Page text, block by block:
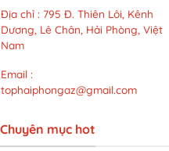
Địa chỉ : 795 Đ. Thiên Lôi, Kênh
Dương, Lê Chân, Hải Phòng, Việt
Nam
Email :
tophaiphongaz@gmail.com
Chuyên mục hot